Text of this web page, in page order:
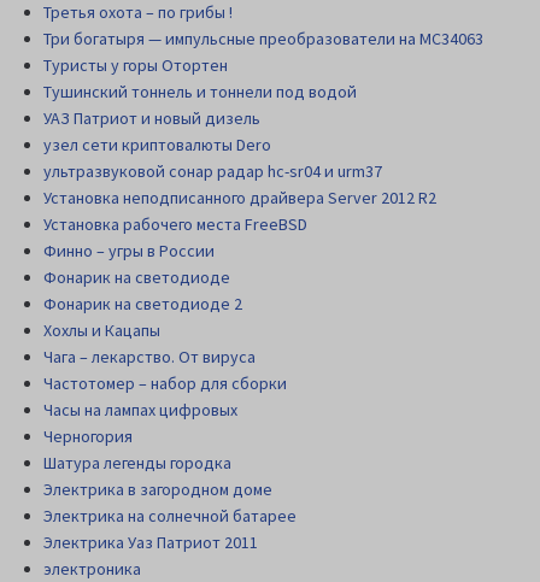
Третья охота – по грибы !
Три богатыря — импульсные преобразователи на MC34063
Туристы у горы Отортен
Тушинский тоннель и тоннели под водой
УАЗ Патриот и новый дизель
узел сети криптовалюты Dero
ультразвуковой сонар радар hc-sr04 и urm37
Установка неподписанного драйвера Server 2012 R2
Установка рабочего места FreeBSD
Финно – угры в России
Фонарик на светодиоде
Фонарик на светодиоде 2
Хохлы и Кацапы
Чага – лекарство. От вируса
Частотомер – набор для сборки
Часы на лампах цифровых
Черногория
Шатура легенды городка
Электрика в загородном доме
Электрика на солнечной батарее
Электрика Уаз Патриот 2011
электроника